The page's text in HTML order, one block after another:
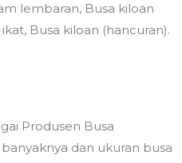
lembaran, Busa kiloan
Busa kiloan (hancuran).
Produsen Busa
dan ukuran busa